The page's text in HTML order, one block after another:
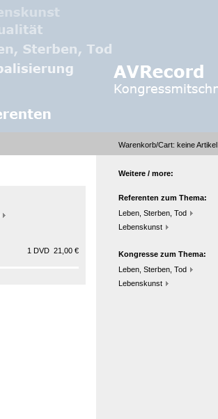
Warenkorb/Cart: keineArtikel
1 DVD 21,00 €
Weitere / more:
Referenten zum Thema:
Leben, Sterben, Tod
Lebenskunst
Kongresse zum Thema:
Leben, Sterben, Tod
Lebenskunst